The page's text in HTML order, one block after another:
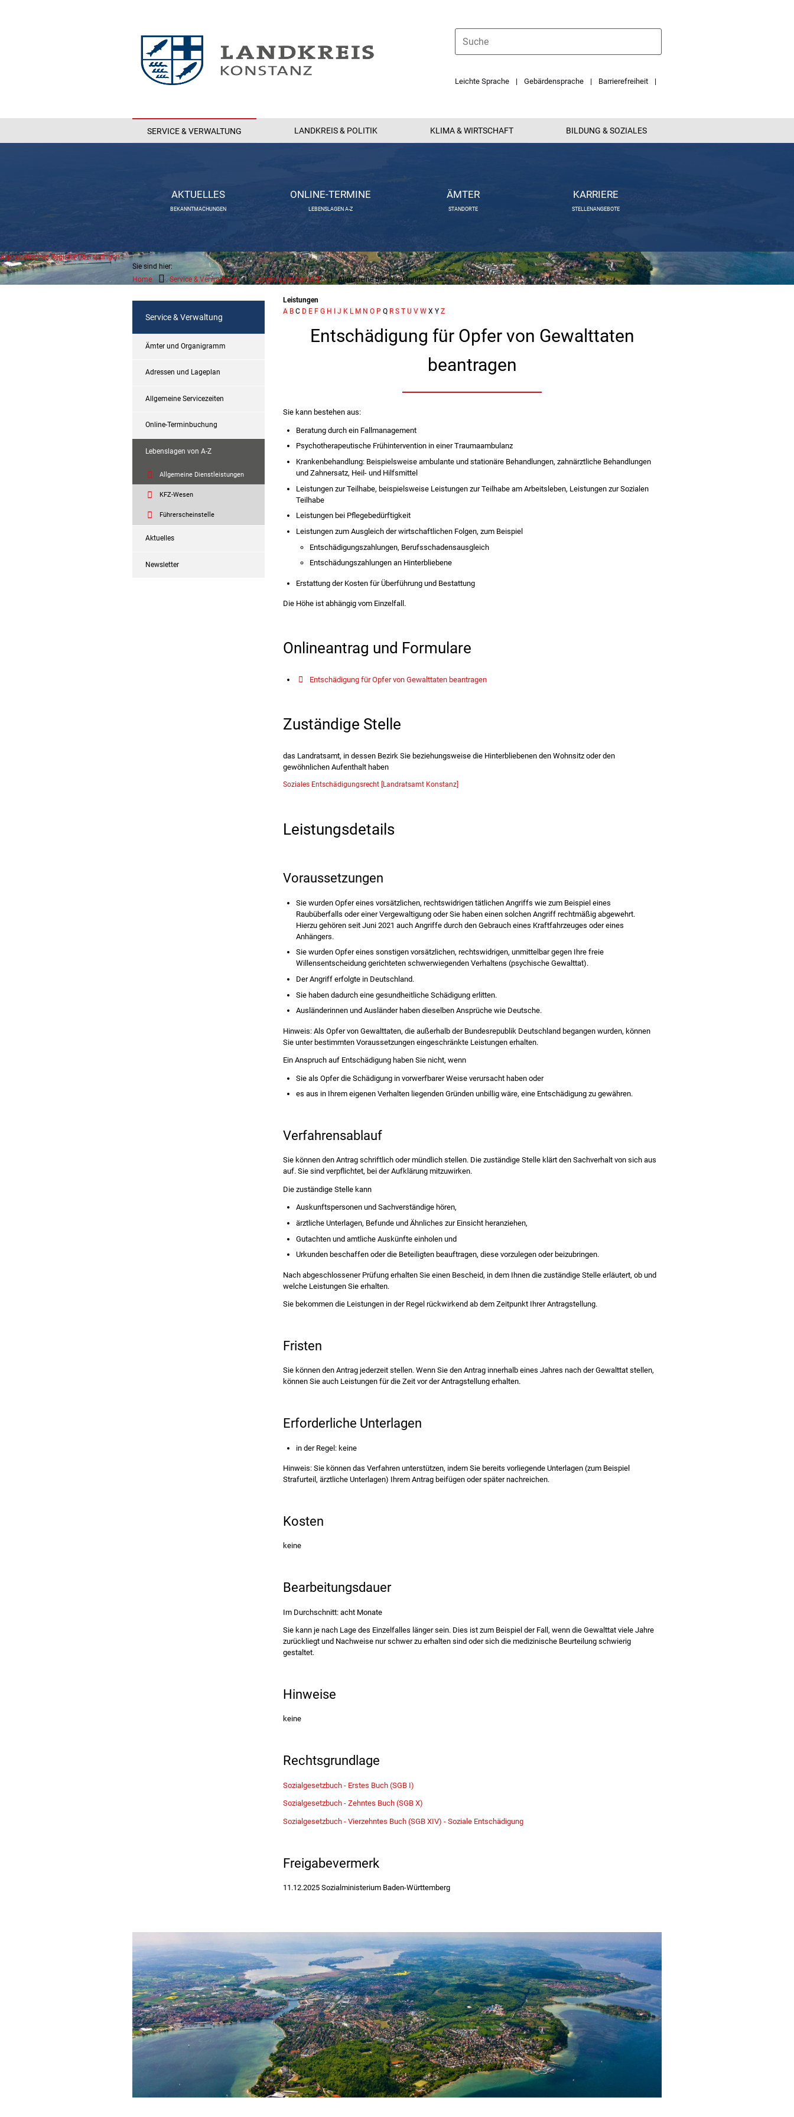
Leichte Sprache Gebärdensprache Barrierefreiheit
SERVICE & VERWALTUNG LANDKREIS & POLITIK KLIMA & WIRTSCHAFT BILDUNG & SOZIALES
AKTUELLES
BEKANNTMACHUNGEN
ONLINE-TERMINE
LEBENSLAGEN A-Z
ÄMTER
STANDORTE
KARRIERE
STELLENANGEBOTE
Sie sind hier:
Home
Service & Verwaltung Lebenslagen von A-Z Allgemeine Dienstleistungen
Service & Verwaltung
Ämter und Organigramm
Adressen und Lageplan
Allgemeine Servicezeiten
Online-Terminbuchung
Lebenslagen von A-Z
Allgemeine Dienstleistungen
KFZ-Wesen
Führerscheinstelle
Aktuelles
Newsletter
Leistungen
Alphabetisches Register überspringen
A B C D E F G H I J K L M N O P Q R S T U V W X Y Z
Entschädigung für Opfer von Gewalttaten
beantragen
Sie kann bestehen aus:
Beratung durch ein Fallmanagement
Psychotherapeutische Frühintervention in einer Traumaambulanz
Krankenbehandlung: Beispielsweise ambulante und stationäre Behandlungen, zahnärztliche Behandlungen
und Zahnersatz, Heil- und Hilfsmittel
Leistungen zur Teilhabe, beispielsweise Leistungen zur Teilhabe am Arbeitsleben, Leistungen zur Sozialen
Teilhabe
Leistungen bei Pflegebedürftigkeit
Leistungen zum Ausgleich der wirtschaftlichen Folgen, zum Beispiel
Entschädigungszahlungen, Berufsschadensausgleich
Entschädungszahlungen an Hinterbliebene
Erstattung der Kosten für Überführung und Bestattung
Die Höhe ist abhängig vom Einzelfall.
Onlineantrag und Formulare
Entschädigung für Opfer von Gewalttaten beantragen
Zuständige Stelle
das Landratsamt, in dessen Bezirk Sie beziehungsweise die Hinterbliebenen den Wohnsitz oder den
gewöhnlichen Aufenthalt haben
Soziales Entschädigungsrecht [Landratsamt Konstanz]
Leistungsdetails
Voraussetzungen
Sie wurden Opfer eines vorsätzlichen, rechtswidrigen tätlichen Angriffs wie zum Beispiel eines
Raubüberfalls oder einer Vergewaltigung oder Sie haben einen solchen Angriff rechtmäßig abgewehrt.
Hierzu gehören seit Juni 2021 auch Angriffe durch den Gebrauch eines Kraftfahrzeuges oder eines
Anhängers.
Sie wurden Opfer eines sonstigen vorsätzlichen, rechtswidrigen, unmittelbar gegen Ihre freie
Willensentscheidung gerichteten schwerwiegenden Verhaltens (psychische Gewalttat).
Der Angriff erfolgte in Deutschland.
Sie haben dadurch eine gesundheitliche Schädigung erlitten.
Ausländerinnen und Ausländer haben dieselben Ansprüche wie Deutsche.
Hinweis:Als Opfer von Gewalttaten, die außerhalb der Bundesrepublik Deutschland begangen wurden, können
Sie unter bestimmten Voraussetzungen eingeschränkte Leistungen erhalten.
Ein Anspruch auf Entschädigung haben Sie nicht, wenn
Sie als Opfer die Schädigung in vorwerfbarer Weise verursacht haben oder
es aus in Ihrem eigenen Verhalten liegenden Gründen unbillig wäre, eine Entschädigung zu gewähren.
Verfahrensablauf
Sie können den Antrag schriftlich oder mündlich stellen. Die zuständige Stelle klärt den Sachverhalt von sich aus
auf. Sie sind verpflichtet, bei der Aufklärung mitzuwirken.
Die zuständige Stelle kann
Auskunftspersonen und Sachverständige hören,
ärztliche Unterlagen, Befunde und Ähnliches zur Einsicht heranziehen,
Gutachten und amtliche Auskünfte einholen und
Urkunden beschaffen oder die Beteiligten beauftragen, diese vorzulegen oder beizubringen.
Nach abgeschlossener Prüfung erhalten Sie einen Bescheid, in dem Ihnen die zuständige Stelle erläutert, ob und
welche Leistungen Sie erhalten.
Sie bekommen die Leistungen in der Regel rückwirkend ab dem Zeitpunkt Ihrer Antragstellung.
Fristen
Sie können den Antrag jederzeit stellen. Wenn Sie den Antrag innerhalb eines Jahres nach der Gewalttat stellen,
können Sie auch Leistungen für die Zeit vor der Antragstellung erhalten.
Erforderliche Unterlagen
in der Regel: keine
Hinweis: Sie können das Verfahren unterstützen, indem Sie bereits vorliegende Unterlagen (zum Beispiel
Strafurteil, ärztliche Unterlagen) Ihrem Antrag beifügen oder später nachreichen.
Kosten
keine
Bearbeitungsdauer
Im Durchschnitt: acht Monate
Sie kann je nach Lage des Einzelfalles länger sein. Dies ist zum Beispiel der Fall, wenn die Gewalttat viele Jahre
zurückliegt und Nachweise nur schwer zu erhalten sind oder sich die medizinische Beurteilung schwierig
gestaltet.
Hinweise
keine
Rechtsgrundlage
Sozialgesetzbuch - Erstes Buch (SGB I)
Sozialgesetzbuch - Zehntes Buch (SGB X)
Sozialgesetzbuch - Vierzehntes Buch(SGB XIV) - Soziale Entschädigung
Freigabevermerk
11.12.2025 Sozialministerium Baden-Württemberg